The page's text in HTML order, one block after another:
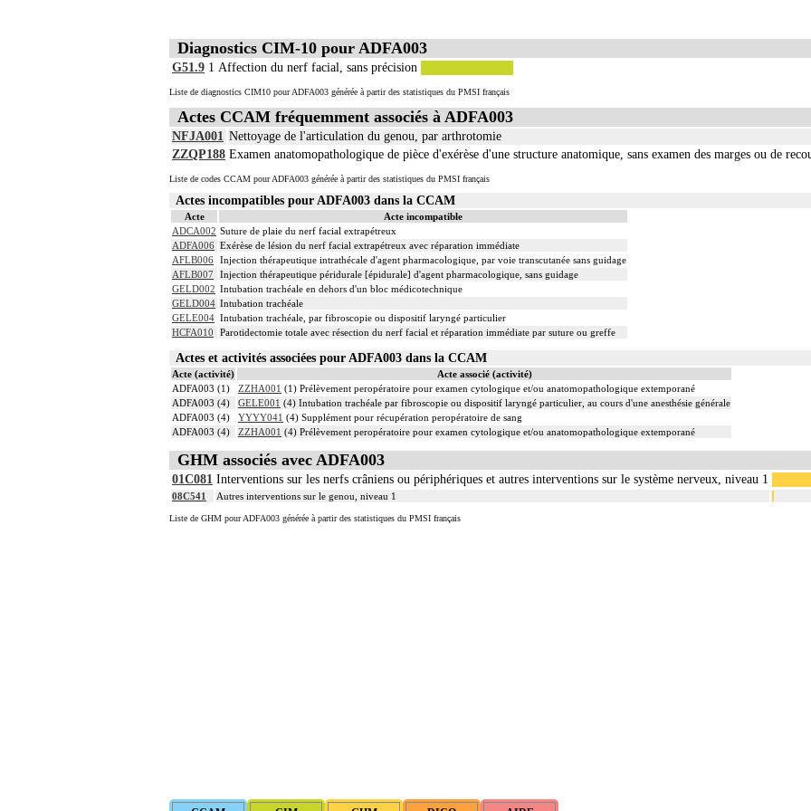
Diagnostics CIM-10 pour ADFA003
G51.9 1 Affection du nerf facial, sans précision
Liste de diagnostics CIM10 pour ADFA003 générée à partir des statistiques du PMSI français
Actes CCAM fréquemment associés à ADFA003
NFJA001 Nettoyage de l'articulation du genou, par arthrotomie
ZZQP188 Examen anatomopathologique de pièce d'exérèse d'une structure anatomique, sans examen des marges ou de
Liste de codes CCAM pour ADFA003 générée à partir des statistiques du PMSI français
Actes incompatibles pour ADFA003 dans la CCAM
Acte
Acte incompatible
ADCA002 Suture de plaie du nerf facial extrapétreux
ADFA006 Exérèse de lésion du nerf facial extrapétreux avec réparation immédiate
AFLB006 Injection thérapeutique intrathécale d'agent pharmacologique, par voie transcutanée sans guidage
AFLB007
Injection thérapeutique péridurale [épidurale] d'agent pharmacologique, sans guidage
GELD002 Intubation trachéale en dehors d'un bloc médicotechnique
GELD004 Intubation trachéale
GELE004 Intubation trachéale, par fibroscopie ou dispositif laryngé particulier
HCFA010
Parotidectomie totale avec résection du nerf facial et réparation immédiate par suture ou greffe
Actes et activités associées pour ADFA003 dans la CCAM
Acte (activité)
Acte associé (activité)
ADFA003 (1)
ZZHA001 (1) Prélèvement peropératoire pour examen cytologique et/ou anatomopathologique extemporané
ADFA003 (4)
GELE001 (4) Intubation trachéale par fibroscopie ou dispositif laryngé particulier, au cours d'une anesthésie générale
ADFA003 (4)
YYYY041 (4) Supplément pour récupération peropératoire de sang
ADFA003 (4)
ZZHA001 (4) Prélèvement peropératoire pour examen cytologique et/ou anatomopathologique extemporané
GHM associés avec ADFA003
01C081 Interventions sur les nerfs crâniens ou périphériques et autres interventions sur le système nerveux, niveau 1
08C541 Autres interventions sur le genou, niveau 1
Liste de GHM pour ADFA003 générée à partir des statistiques du PMSI français